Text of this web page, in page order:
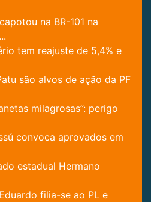
na BR-101 na
tem reajuste de 5,4% e
são alvos de ação da PF
milagrosas”: perigo
convoca aprovados em
estadual Hermano
filia-se ao PL e